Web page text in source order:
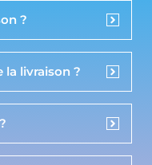
?
la livraison ?